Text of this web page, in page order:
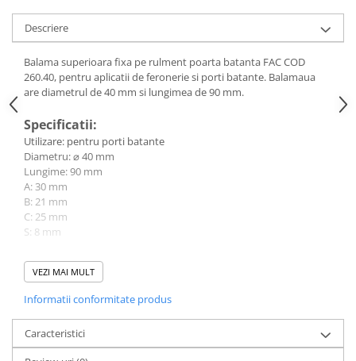
Descriere
Balama superioara fixa pe rulment poarta batanta FAC COD
260.40, pentru aplicatii de feronerie si porti batante. Balamaua
are diametrul de 40 mm si lungimea de 90 mm.
Specificatii:
Utilizare: pentru porti batante
Diametru: ⌀ 40 mm
Lungime: 90 mm
A: 30 mm
B: 21 mm
C: 25 mm
S: 8 mm
Continut Pachet:
1 x Balama superioara fixa pe rulment FAC COD 260.40
VEZI MAI MULT
Informatii conformitate produs
Caracteristici